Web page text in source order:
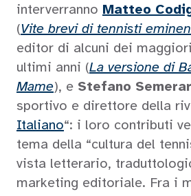
interverranno Matteo
(Vite brevi di tennisti
editor di alcuni dei
ultimi anni (La versione di
Mame), e Stefano
sportivo e direttore della
Italiano“: i loro contributi
tema della “cultura del
vista letterario,
marketing editoriale. Fra i